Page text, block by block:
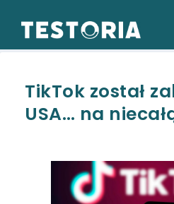
TikTok został
USA… na